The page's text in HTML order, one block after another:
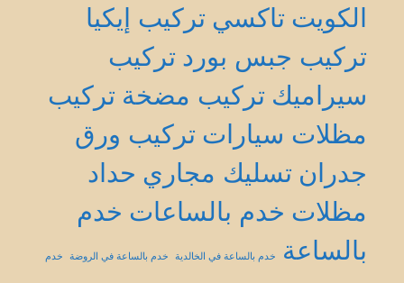
الكويت تاكسي تركيب إيكيا
تركيب جبس بورد تركيب
سيراميك تركيب مضخة تركيب
مظلات سيارات تركيب ورق
جدران تسليك مجاري حداد
مظلات خدم بالساعات خدم
بالساعة
خدم بالساعة في الخالدية خدم بالساعة في الروضة خدم